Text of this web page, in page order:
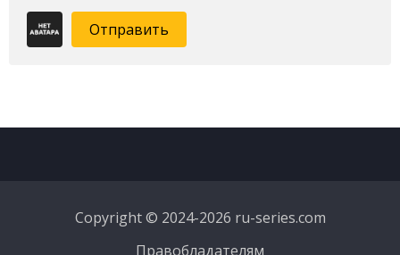
Отправить
Copyright © 2024-2026 ru-series.com
Правобладателям